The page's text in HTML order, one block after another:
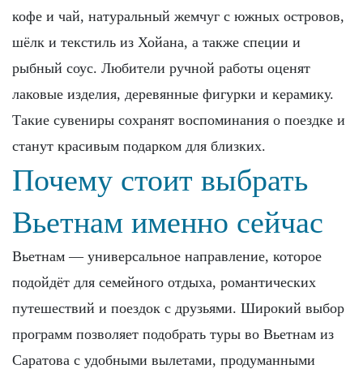
кофе и чай, натуральный жемчуг с южных островов,
шёлк и текстиль из Хойана, а также специи и
рыбный соус. Любители ручной работы оценят
лаковые изделия, деревянные фигурки и керамику.
Такие сувениры сохранят воспоминания о поездке и
станут красивым подарком для близких.
Почему стоит выбрать
Вьетнам именно сейчас
Вьетнам — универсальное направление, которое
подойдёт для семейного отдыха, романтических
путешествий и поездок с друзьями. Широкий выбор
программ позволяет подобрать туры во Вьетнам из
Саратова с удобными вылетами, продуманными